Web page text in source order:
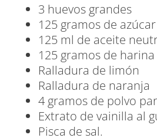
3 huevos grandes
125 gramos de azúcar
125 ml de aceite
125 gramos de
Ralladura de limón
Ralladura de naranja
4 gramos de polvo
Extrato de vainilla al
Pisca de sal.